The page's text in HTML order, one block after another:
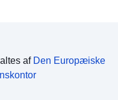
af Den Europæiske